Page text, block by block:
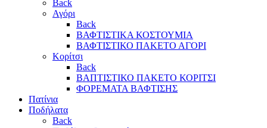
Back
Αγόρι
Back
ΒΑΦΤΙΣΤΙΚΑ ΚΟΣΤΟΥΜΙΑ
ΒΑΦΤΙΣΤΙΚΟ ΠΑΚΕΤΟ ΑΓΟΡΙ
Κορίτσι
Back
ΒΑΠΤΙΣΤΙΚΟ ΠΑΚΕΤΟ ΚΟΡΙΤΣΙ
ΦΟΡΕΜΑΤΑ ΒΑΦΤΙΣΗΣ
Πατίνια
Ποδήλατα
Back